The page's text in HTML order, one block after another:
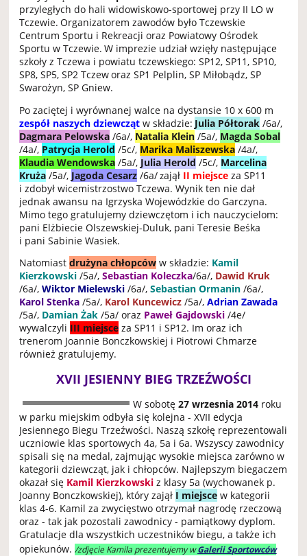
przyległych do hali widowiskowo-sportowej przy II LO w
Tczewie. Organizatorem zawodów było Tczewskie
Centrum Sportu i Rekreacji oraz Powiatowy Ośrodek
Sportu w Tczewie. W imprezie udział wzięły następujące
szkoły z Tczewa i powiatu tczewskiego: SP12, SP11, SP10,
SP8, SP5, SP2 Tczeworaz SP1 Pelplin, SP Miłobądz, SP
Swarożyn, SP Gniew.
Po zaciętej i wyrównanej walce na dystansie 10 x 600 m
zespół naszych dziewczątw składzie: Julia Półtorak /6a/,
Dagmara Pelowska /6a/, Natalia Klein /5a/, Magda Sobal
/4a/, Patrycja Herold /5c/, Marika Maliszewska /4a/,
Klaudia Wendowska /5a/, Julia Herold /5c/, Marcelina
Kruża /5a/, Jagoda Cesarz /6a/zajął II miejsce za SP11
i zdobył wicemistrzostwo Tczewa. Wynik ten nie dał
jednak awansu na Igrzyska Wojewódzkie do Garczyna.
Mimo tego gratulujemy dziewczętom i ich nauczycielom:
pani Elżbiecie Olszewskiej-Duluk, pani Teresie Beśka
i pani Sabinie Wasiek.
Natomiastdrużyna chłopców w składzie: Kamil
Kierzkowski /5a/,Sebastian Koleczka/6a/, Dawid Kruk
/6a/,Wiktor Mielewski/6a/,Sebastian Ormanin /6a/,
Karol Stenka /5a/, Karol Kuncewicz /5a/,Adrian Zawada
/5a/, Damian Żak /5a/ oraz Paweł Gajdowski /4e/
wywalczyli III miejsce za SP11 i SP12. Im oraz ich
trenerom Joannie Bonczkowskiej i Piotrowi Chmarze
również gratulujemy.
XVII JESIENNY BIEG TRZEŹWOŚCI
W sobotę27 wrzesnia 2014 roku
w parku miejskim odbyła się kolejna - XVII edycja
Jesiennego Biegu Trzeźwości. Naszą szkołę reprezentowali
uczniowie klas sportowych 4a, 5a i 6a. Wszyscy zawodnicy
spisali się na medal, zajmując wysokie miejsca zarówno w
kategorii dziewcząt, jak i chłopców. Najlepszym biegaczem
okazał się Kamil Kierzkowski z klasy 5a (wychowanek p.
Joanny Bonczkowskiej), który zajął I miejsce w kategorii
klas 4-6. Kamil za zwycięstwo otrzymał nagrodę rzeczową
oraz - tak jak pozostali zawodnicy - pamiątkowy dyplom.
Gratulacje dla wszystkich uczestników biegu, a także ich
opiekunów. /zdjęcie Kamila prezentujemy wGalerii Sportowców